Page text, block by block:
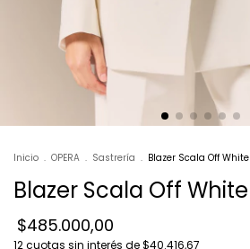
Inicio . OPERA . Sastrería . Blazer Scala Off White
Blazer Scala Off White
$485.000,00
12cuotas sin interés de$40.416,67